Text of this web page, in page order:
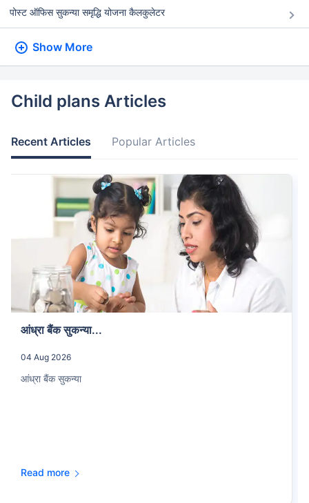
पोस्ट ऑफिस सुकन्या समृद्धि योजना कैलकुलेटर
Show More
Child plans Articles
Recent Articles Popular Articles
आंध्रा बैंक सुकन्या...
04 Aug 2026
आंध्रा बैंक सुकन्या
Read more